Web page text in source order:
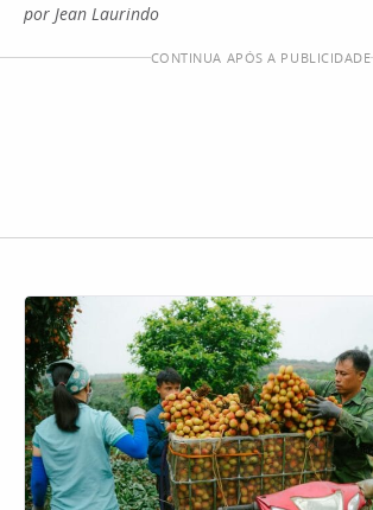
por Jean Laurindo
CONTINUA APÓS A PUBLICIDADE